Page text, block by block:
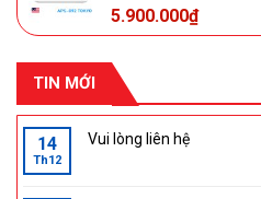
5.900.000₫
TIN MỚI
14
Th12
Vui lòng liên hệ